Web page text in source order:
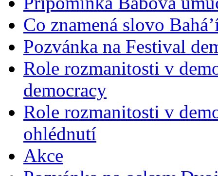
Co znamená slovo
Pozvánka na Festival
Role rozmanitosti v
democracy
Role rozmanitosti v
ohlédnutí
Akce